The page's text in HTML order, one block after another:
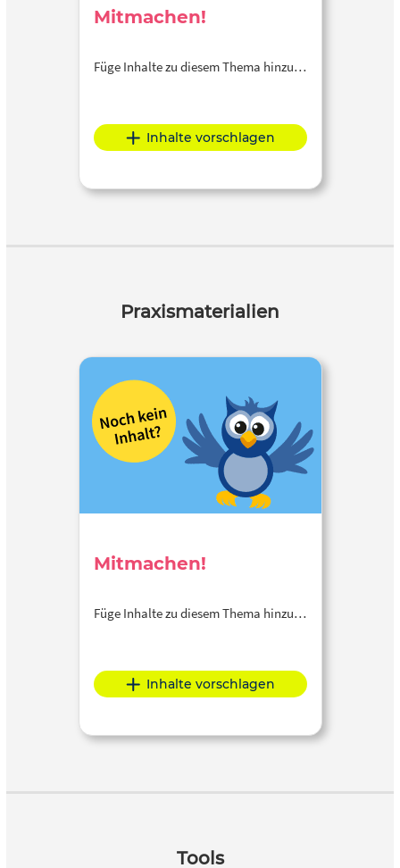
Mitmachen!
Füge Inhalte zu diesem Thema hinzu…
Inhalte vorschlagen
Praxismaterialien
Mitmachen!
Füge Inhalte zu diesem Thema hinzu…
Inhalte vorschlagen
Tools